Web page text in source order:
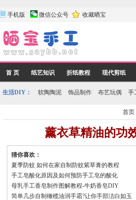
手机版 微信公众号 收藏晒宝
首 页 纸艺知识 折纸教程 现代剪纸
生活DIY： 软陶陶泥 饰品制作 布艺玩偶 手
首页
薰衣草精油的功
猜你喜欢：
夏季防蚊 如何在家自制防蚊紫草膏的教程
手工皂酸化原因及如何预防手工皂的酸化
母乳手工香皂制作图解教程-牛奶香皂DIY
简单几步自制橄榄油润手霜?让你手部洁白如玉